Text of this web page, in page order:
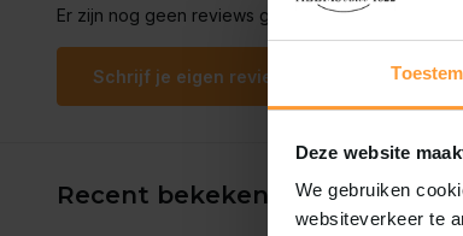
Deze website
We gebruiken
websiteverkeer te
Er zijn nog geen reviews geschreven over dit
Schrijf je eigen review
Recent bekeken